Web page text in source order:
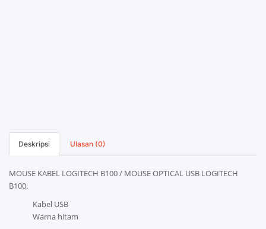
Deskripsi Ulasan (0)
MOUSE KABEL LOGITECH B100 / MOUSE OPTICAL USB LOGITECH
B100.
Kabel USB
Warna hitam